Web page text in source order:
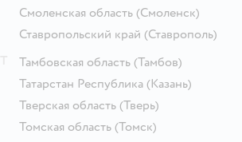
Смоленская область (Смоленск)
Ставропольский край (Ставрополь)
Тамбовская область (Тамбов)
Татарстан Республика (Казань)
Тверская область (Тверь)
Томская область (Томск)